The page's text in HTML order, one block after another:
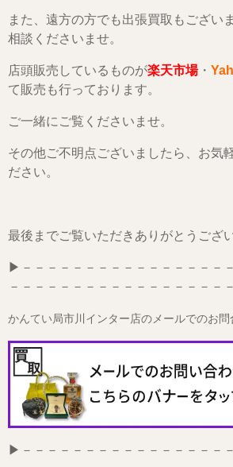
また、遠方の方でも出張買取もござい
相談くださいませ。
店頭販売しているものが楽天市場・
て販売も行っております。
ご一緒にご覧くださいませ。
その他ご不明点ございましたら、お気
ださい。
最後までご覧いただきありがとうござ
▶－－－－－－－－－－－－－－－－
－－－－－－－－－－－－－－－－－
かんてい局市川インター店のメールでのお問
▶－－－－－－－－－－－－－－－－